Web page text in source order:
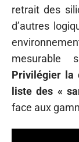
retrait des
d’autres
mesurable
Privilégier la
liste des «
face aux